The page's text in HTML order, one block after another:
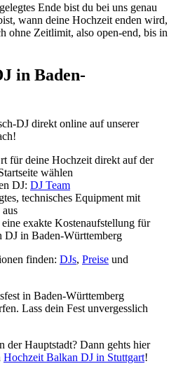
Ende bist du bei uns genau
wann deine Hochzeit enden wird,
ohne Zeitlimit, also open-end, bis in
in Baden-
DJ direkt online auf unserer
für deine Hochzeit direkt auf der
wählen
DJ: DJ Team
technisches Equipment mit
exakte Kostenaufstellung für
DJ in Baden-Württemberg
finden: DJs, Preise und
in Baden-Württemberg
Lass dein Fest unvergesslich
der Hauptstadt? Dann gehts hier
Hochzeit Balkan DJ in Stuttgart!